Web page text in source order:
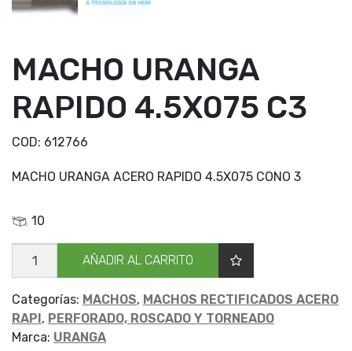
MACHO URANGA
RAPIDO 4.5X075 C3
COD: 612766
MACHO URANGA ACERO RAPIDO 4.5X075 CONO 3
10
MACHO
URANGA
RAPIDO
C3
cantidad
AÑADIR AL CARRITO
Categorías: MACHOS, MACHOS RECTIFICADOS ACERO
RAPI , PERFORADO, ROSCADO Y TORNEADO
Marca: URANGA